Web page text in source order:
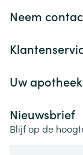
Neem
Uw apotheek
Nieuwsbrief
Blijf op de